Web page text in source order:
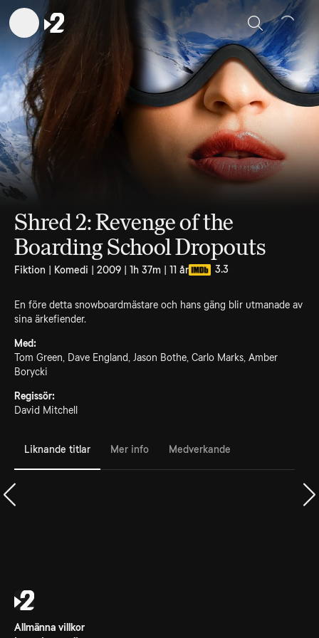
Sök
Shred 2: Revenge of the
Boarding School Dropouts
Fiktion | Komedi | 2009 | 1h 37m | 11 år 3.3
En före detta snowboardmästare och hans gäng blir utmanade av
sina ärkefiender.
Med:
Tom Green, Dave England, Jason Bothe, Carlo Marks, Amber
Borycki
Regissör:
David Mitchell
Liknande titlar Mer info Medverkande
Allmänna villkor